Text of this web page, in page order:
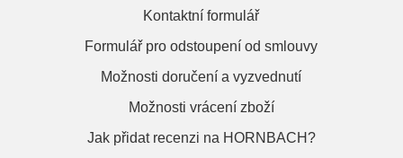
Kontaktní formulář
Formulář pro odstoupení od smlouvy
Možnosti doručení a vyzvednutí
Možnosti vrácení zboží
Jak přidat recenzi na HORNBACH?